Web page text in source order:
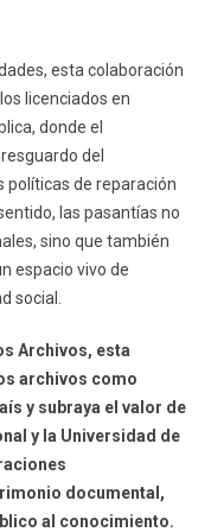
esta colaboración
licenciados en
donde el
del
políticas de reparación
las pasantías no
sino que también
espacio vivo de
social.
Archivos, esta
archivos como
y subraya el valor de
y la Universidad de
documental,
al conocimiento.